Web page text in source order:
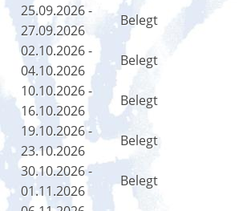
25.09.2026 -
27.09.2026
Belegt
02.10.2026 -
04.10.2026
Belegt
10.10.2026 -
16.10.2026
Belegt
19.10.2026 -
23.10.2026
Belegt
30.10.2026 -
01.11.2026
Belegt